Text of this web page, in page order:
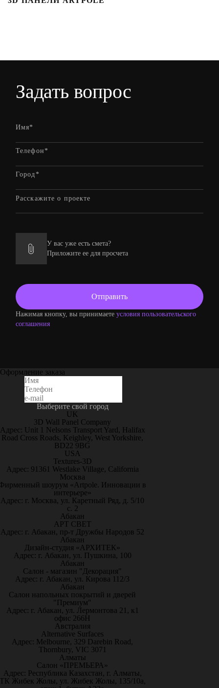
Задать вопрос
У вас уже есть смета?
Приложите ее для просчета
Нажимая кнопку, вы принимаете условия пользовательского
соглашения
Оформление заказа
Выберите свой город
UK
3D Wall Panel Company
Адрес: Unit 1 Nelsons Transport Yard, Halifax
Road Cross Roads, Keighley, West Yorkshire,
BD22 9BG
USA
Textures-3D
Адрес: 91361 Westlake Village, California
Москва
шоурум «Artpole. Инновации в
интерьере»
Адрес: г. Москва, ул. Каретный Ряд, д. 5/10
с. 2
Абакан
АРТ СВЕТ
Адрес: г. Абакан, пр-т Дружбы Народов 52
Абакан
Дизайн-студия «АРХИТЕК»
Адрес: г. Абакан, ул. Пушкина, 100
Абакан
Салон - магазин "Декорация"
Адрес: г. Абакан, ул. Кирова 112/3
Абакан
Салон напольных покрытий и дверей
"Премиум"
Адрес: г. Абакан, ул. Лермонтова 21, к1
офис 266Н
Австралия
Alternative Surfaces
Адрес: Melbourne, 329 Darebin Road,
Thornbury, VIC 3071
Алматы
Салон «ПРЕМЬЕРА»
Адрес: Республика Казахстан, г. Алматы,
Жибек Жолы, ул. Жибек Жолы, 135/10а,